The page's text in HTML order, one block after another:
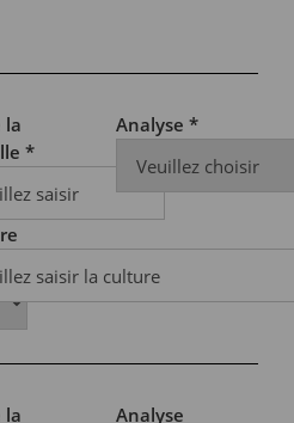
la
*
Analyse *
la
Analyse